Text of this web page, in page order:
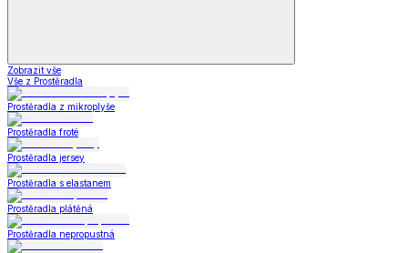
Zobrazit vše
Vše z Prostěradla
Prostěradla z mikroplyše
Prostěradla froté
Prostěradla jersey
Prostěradla s elastanem
Prostěradla plátěná
Prostěradla nepropustná